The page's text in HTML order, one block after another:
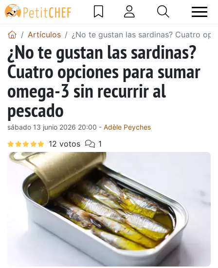
Artículos ¿No te gustan las sardinas? Cuatro
¿No te gustan las sardinas?
Cuatro opciones para sumar
omega-3 sin recurrir al
pescado
sábado 13 junio 2026 20:00 - Adèle Peyches